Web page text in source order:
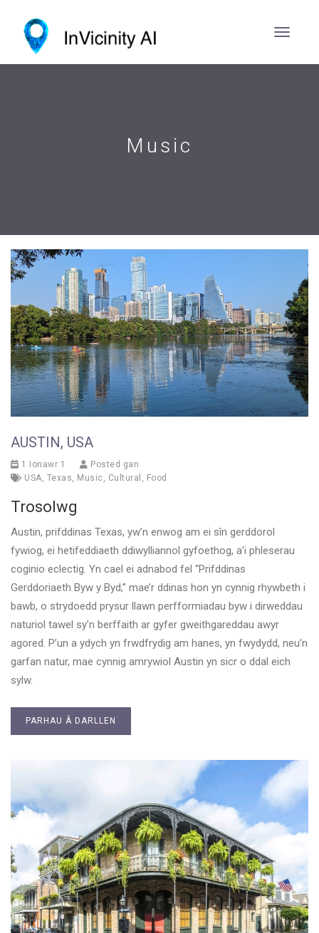
Music
AUSTIN, USA
1 Ionawr 1
Posted gan
USA, Texas, Music , Cultural , Food
Trosolwg
Austin, prifddinas Texas, yw’n enwog am ei sîn gerddorol
fywiog, ei hetifeddiaeth ddiwylliannol gyfoethog, a’i phleserau
coginio eclectig. Yn cael ei adnabod fel “Prifddinas
Gerddoriaeth Byw y Byd,” mae’r ddinas hon yn cynnig rhywbeth i
bawb, o strydoedd prysur llawn perfformiadau byw i dirweddau
naturiol tawel sy’n berffaith ar gyfer gweithgareddau awyr
agored. P’un a ydych yn frwdfrydig am hanes, yn fwydydd, neu’n
garfan natur, mae cynnig amrywiol Austin yn sicr o ddal eich
sylw.
PARHAU Â DARLLEN